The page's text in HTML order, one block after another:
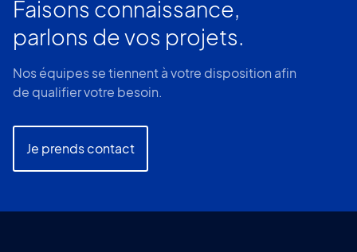
Faisons connaissance,
parlons de vos projets.
Nos équipes se tiennent à votre disposition afin
de qualifier votre besoin.
Je prends contact